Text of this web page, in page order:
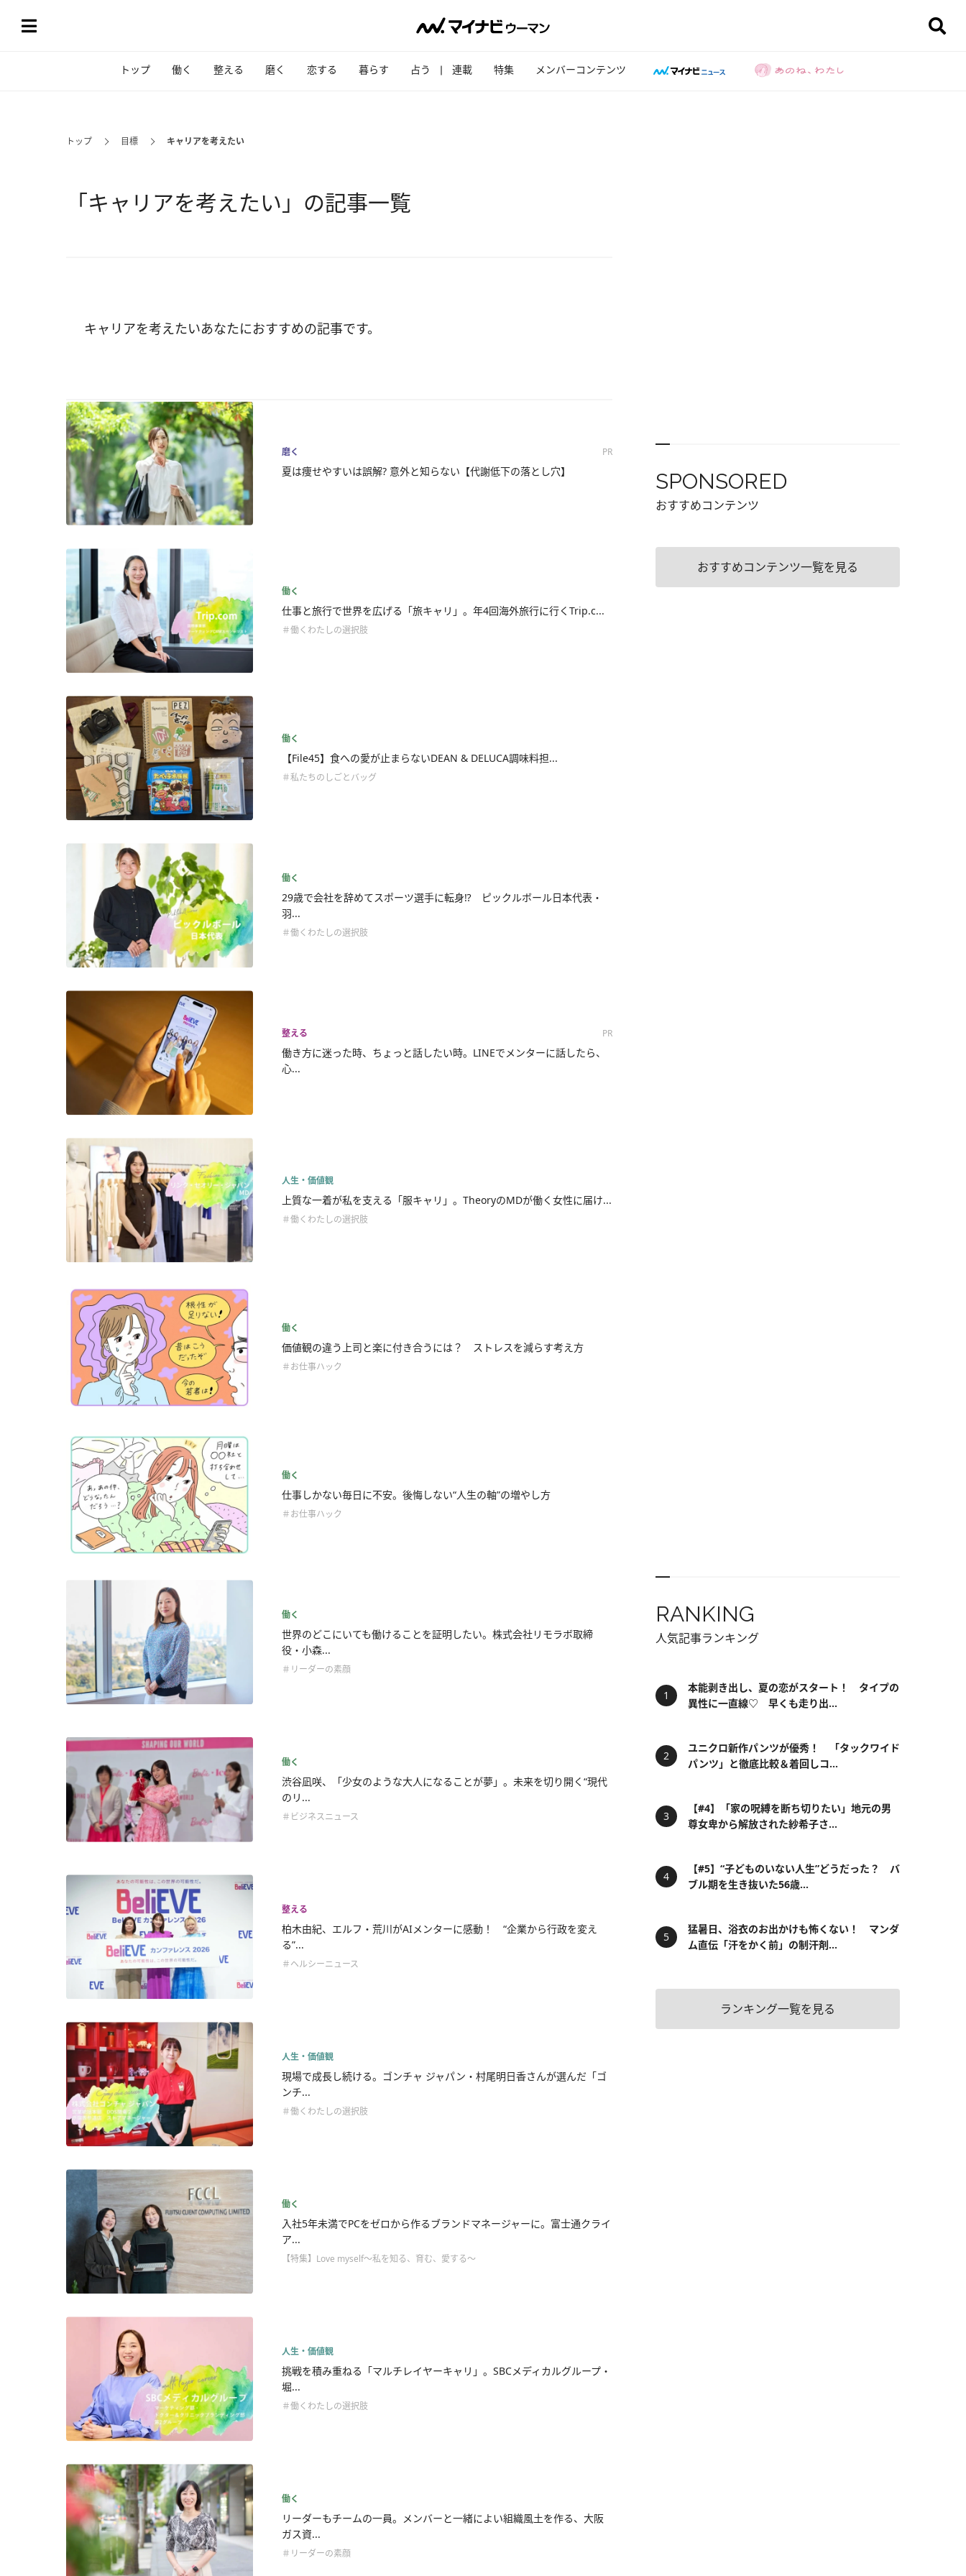
トップ 働く 整える 磨く 恋する 暮らす 占う 連載 特集 メンバーコンテンツ
トップ 目標 キャリアを考えたい
「キャリアを考えたい」の記事一覧
キャリアを考えたいあなたにおすすめの記事です。
磨く PR
夏は痩せやすいは誤解? 意外と知らない【代謝低下の落とし穴】
働く
仕事と旅行で世界を広げる「旅キャリ」。年4回海外旅行に行くTrip.c...
＃働くわたしの選択肢
働く
【File45】食への愛が止まらないDEAN & DELUCA調味料担...
＃私たちのしごとバッグ
働く
29歳で会社を辞めてスポーツ選手に転身⁉︎ ピックルボール日本代表・
羽...
＃働くわたしの選択肢
整える PR
働き方に迷った時、ちょっと話したい時。LINEでメンターに話したら、
心...
人生・価値観
上質な一着が私を支える「服キャリ」。TheoryのMDが働く女性に届け...
＃働くわたしの選択肢
働く
価値観の違う上司と楽に付き合うには？ ストレスを減らす考え方
＃お仕事ハック
働く
仕事しかない毎日に不安。後悔しない“人生の軸”の増やし方
＃お仕事ハック
働く
世界のどこにいても働けることを証明したい。株式会社リモラボ取締
役・小森...
＃リーダーの素顔
働く
渋谷凪咲、「少女のような大人になることが夢」。未来を切り開く“現代
のリ...
＃ビジネスニュース
整える
柏木由紀、エルフ・荒川がAIメンターに感動！ “企業から行政を変え
る”...
＃ヘルシーニュース
人生・価値観
現場で成長し続ける。ゴンチャ ジャパン・村尾明日香さんが選んだ「ゴ
ンチ...
＃働くわたしの選択肢
働く
入社5年未満でPCをゼロから作るブランドマネージャーに。富士通クライ
ア...
【特集】Love myself～私を知る、育む、愛する～
人生・価値観
挑戦を積み重ねる「マルチレイヤーキャリ」。SBCメディカルグループ・
堀...
＃働くわたしの選択肢
働く
リーダーもチームの一員。メンバーと一緒によい組織風土を作る、大阪
ガス資...
＃リーダーの素顔
SPONSORED
おすすめコンテンツ
おすすめコンテンツ一覧を見る
RANKING
人気記事ランキング
本能剥き出し、夏の恋がスタート！ タイプの
異性に一直線♡ 早くも走り出...
ユニクロ新作パンツが優秀！ 「タックワイド
パンツ」と徹底比較＆着回しコ...
【#4】「家の呪縛を断ち切りたい」地元の男
尊女卑から解放された紗希子さ...
【#5】“子どものいない人生”どうだった？ バ
ブル期を生き抜いた56歳...
猛暑日、浴衣のお出かけも怖くない！ マンダ
ム直伝「汗をかく前」の制汗剤...
ランキング一覧を見る